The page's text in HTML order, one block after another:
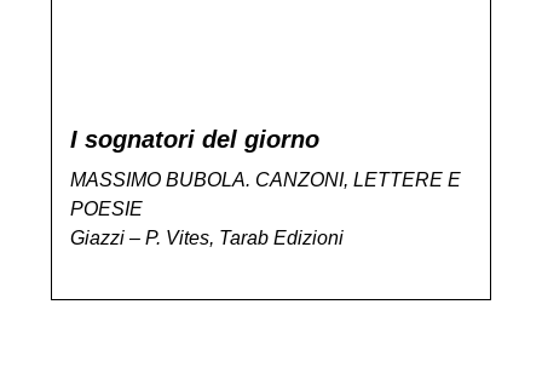
I sognatori del giorno
MASSIMO BUBOLA. CANZONI, LETTERE E
POESIE
Giazzi – P. Vites, Tarab Edizioni